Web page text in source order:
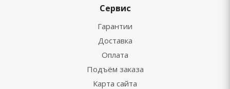
Сервис
Гарантии
Доставка
Оплата
Подъём заказа
Карта сайта